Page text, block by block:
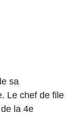
sa
Le chef de file
la 4e